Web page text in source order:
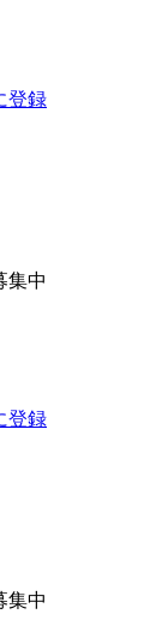
登録
集中
登録
集中